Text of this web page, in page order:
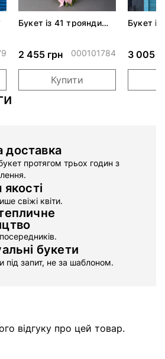
Букет із 41 троянди
2 455 грн 000101784
Купити
Букет
3 005
доставка
протягом трьох годин з
якості
свіжі квіти.
букети
під запит, не за шаблоном.
відгуку про цей товар.